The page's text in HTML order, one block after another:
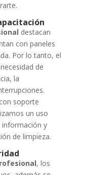
destacan
con paneles
Por lo tanto, el
de
la
soporte
un uso
información y
de limpieza.
, los